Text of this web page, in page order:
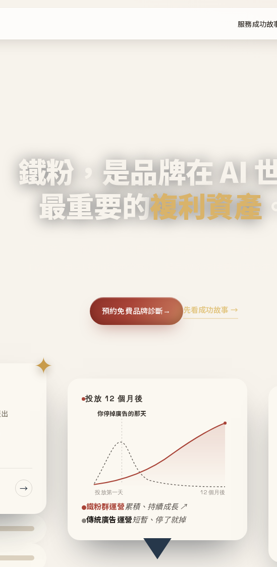
服務成功故
鐵粉，是品牌在 AI
最重要的複利資產
預約免費品牌診斷→ 先看成功故事 →
✦
→
投放 12 個月後
你停掉廣告的那天
投放第一天 12 個月後
鐵粉群運營累積、持續成長 ↗
傳統廣告運營短暫、停了就掉